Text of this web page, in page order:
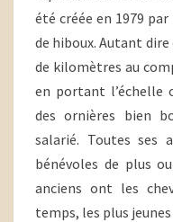
été créée en 1979
de hiboux. Autant dire
de kilomètres au
en portant l’échelle
des ornières bien
salarié. Toutes ses
bénévoles de plus
anciens ont les
temps, les plus